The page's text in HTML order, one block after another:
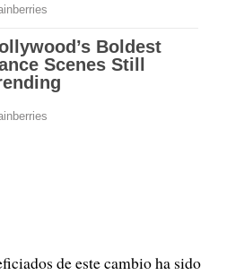
de este cambio ha sido